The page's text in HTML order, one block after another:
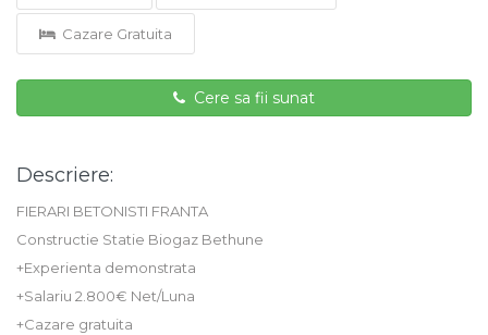
Cazare Gratuita
Cere sa fii sunat
Descriere:
FIERARI BETONISTI FRANTA
Constructie Statie Biogaz Bethune
+Experienta demonstrata
+Salariu 2.800€ Net/Luna
+Cazare gratuita